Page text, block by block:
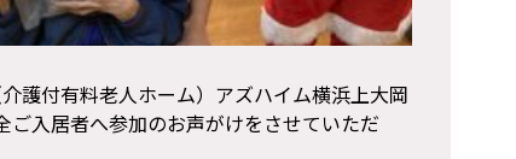
護付有料老人ホーム）アズハイム横浜上大岡
入居者へ参加のお声がけをさせていただ